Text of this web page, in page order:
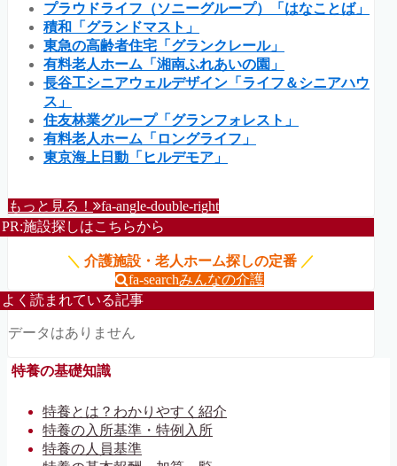
プラウドライフ（ソニーグループ）「はなことば」
積和「グランドマスト」
東急の高齢者住宅「グランクレール」
有料老人ホーム「湘南ふれあいの園」
長谷工シニアウェルデザイン「ライフ＆シニアハウ
ス」
住友林業グループ「グランフォレスト」
有料老人ホーム「ロングライフ」
東京海上日動「ヒルデモア」
もっと見る！ fa-angle-double-right
PR:施設探しはこちらから
＼ 介護施設・老人ホーム探しの定番 ／
fa-searchみんなの介護
よく読まれている記事
データはありません
特養の基礎知識
特養とは？わかりやすく紹介
特養の入所基準・特例入所
特養の人員基準